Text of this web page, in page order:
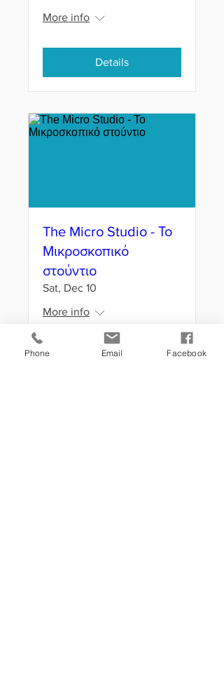
More info
Details
The Micro Studio - Το
Μικροσκοπικό
στούντιο
Sat, Dec 10
More info
Details
Phone Email Facebook